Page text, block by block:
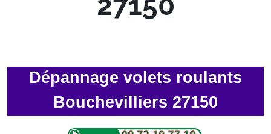
Dépannage volets roulants
Bouchevilliers 27150